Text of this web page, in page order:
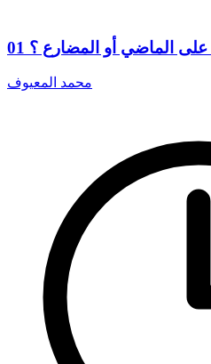
على الماضي أو المضارع ؟
محمد المعيوف